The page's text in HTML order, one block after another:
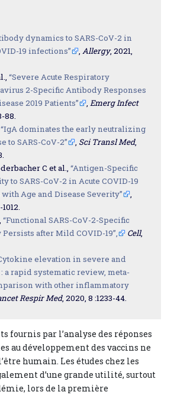
dynamics to SARS-CoV-2 in
19 infections”
,Allergy, 2021,
“Severe Acute Respiratory
2-Specific Antibody Responses
2019 Patients”
,Emerg Infect
88.
“IgA dominates the early neutralizing
to SARS-CoV-2”
, Sci Transl Med,
C et al.,“Antigen-Specific
to SARS-CoV-2 in Acute COVID-19
Age and Disease Severity”
,
“Functional SARS-CoV-2-Specific
after Mild COVID-19”,
Cell,
elevation in severe and
a rapid systematic review, meta-
with other inflammatory
Respir Med, 2020, 8 :1233-44.
fournis par l’analyse des réponses
au développement des vaccins ne
humain. Les études chez les
d’une grande utilité, surtout
lors de la première